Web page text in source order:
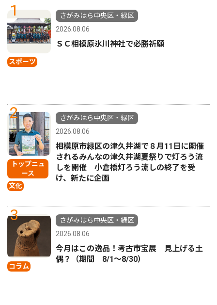
1
スポーツ
さがみはら中央区・緑区
2026.08.06
ＳＣ相模原氷川神社で必勝祈願
2
トップニュ
ース
文化
さがみはら中央区・緑区
2026.08.06
相模原市緑区の津久井湖で８月11日に開催
されるみんなの津久井湖夏祭りで灯ろう流
しを開催 小倉橋灯ろう流しの終了を受
け、新たに企画
3
コラム
さがみはら中央区・緑区
2026.08.06
今月はこの逸品！考古市宝展 見上げる土
偶？（期間 8/1〜8/30）